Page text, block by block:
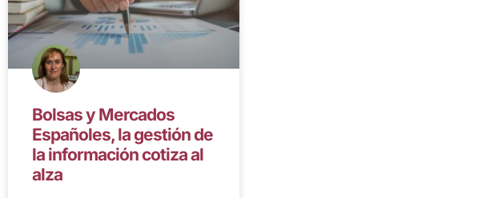
Bolsas y Mercados
Españoles, la gestión de
la información cotiza al
alza